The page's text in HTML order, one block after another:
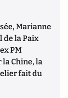
Marianne
de la Paix
PM
Chine, la
fait du